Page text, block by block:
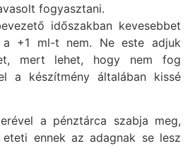
fogyasztani.
időszakban kevesebbet
+1 ml-t nem. Ne este adjuk
mert lehet, hogy nem fog
a készítmény általában kissé
a pénztárca szabja meg,
ennek az adagnak se lesz